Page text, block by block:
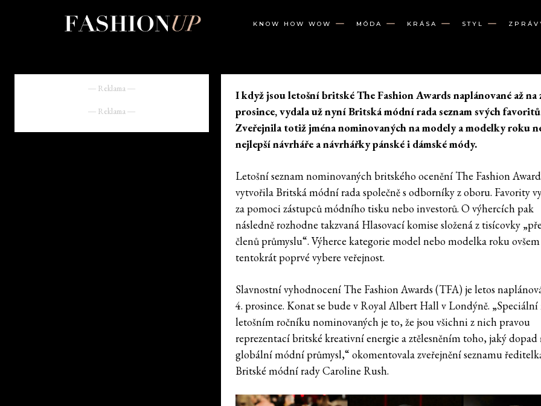
KNOW HOW WOW MÓDA KRÁSA STYL
― Reklama ―
― Reklama ―
I když jsou letošní britské The Fashion Awards naplánované až na
prosince, vydala už nyní Britská módní rada seznam svých
Zveřejnila totiž jména nominovaných na modely a modelky roku
nejlepší návrháře a návrhářky pánské i dámské módy.
Letošní seznam nominovaných britského ocenění The Fashion
vytvořila Britská módní rada společně s odborníky z oboru. Favority
za pomoci zástupců módního tisku nebo investorů. O výhercích pak
následně rozhodne takzvaná Hlasovací komise složená z tisícovky
členů průmyslu“. Výherce kategorie model nebo modelka roku ovšem
tentokrát poprvé vybere veřejnost.
Slavnostní vyhodnocení The Fashion Awards (TFA) je letos
4. prosince. Konat se bude v Royal Albert Hall v Londýně. „Speciální
letošním ročníku nominovaných je to, že jsou všichni z nich pravou
reprezentací britské kreativní energie a ztělesněním toho, jaký dopad
globální módní průmysl,“ okomentovala zveřejnění seznamu
Britské módní rady Caroline Rush.